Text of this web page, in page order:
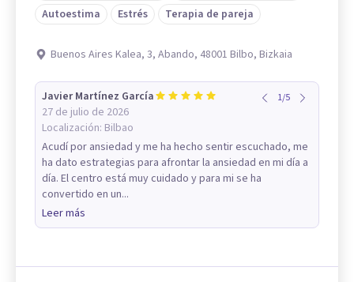
Autoestima
Estrés Terapia de pareja
Buenos Aires Kalea, 3, Abando, 48001 Bilbo, Bizkaia
Javier Martínez García
27 de julio de 2026
Localización: Bilbao
1/5
Acudí por ansiedad y me ha hecho sentir escuchado, me
ha dato estrategias para afrontar la ansiedad en mi día a
día. El centro está muy cuidado y para mi se ha
convertido en un...
Leer más